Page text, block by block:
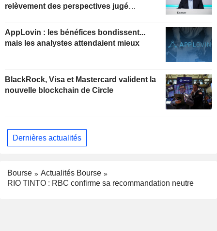
relèvement des perspectives jugé
actuelles
AppLovin : les bénéfices bondissent...
mais les analystes attendaient mieux
BlackRock, Visa et Mastercard valident la
nouvelle blockchain de Circle
Dernières actualités
Bourse
Actualités Bourse
RIO TINTO : RBC confirme sa recommandation neutre